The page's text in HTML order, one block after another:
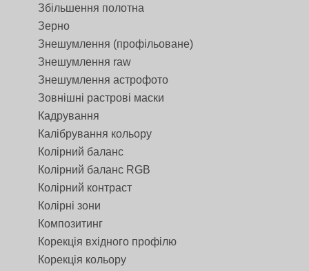
Збільшення полотна
Зерно
Знешумлення (профільоване)
Знешумлення raw
Знешумлення астрофото
Зовнішні растрові маски
Кадрування
Калібрування кольору
Колірний баланс
Колірний баланс RGB
Колірний контраст
Колірні зони
Композитинг
Корекція вхідного профілю
Корекція кольору